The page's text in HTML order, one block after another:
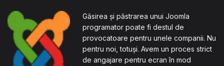
Găsirea și păstrarea unui Joomla
programator poate fi destul de
provocatoare pentru unele companii. Nu
pentru noi, totuși. Avem un proces strict
de angajare pentru ecran în mod